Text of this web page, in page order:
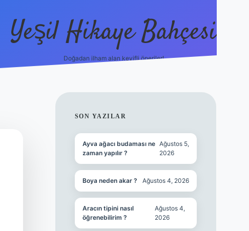
Yeşil Hikaye Bahçesi
Doğadan ilham alan keyifli öneriler!
SIDEBAR
SON YAZILAR
Ayva ağacı budaması ne
zaman yapılır ?
Ağustos 5,
2026
Boya neden akar ? Ağustos 4, 2026
Aracın tipini nasıl
öğrenebilirim ?
Ağustos 4,
2026
https://betci.co/en